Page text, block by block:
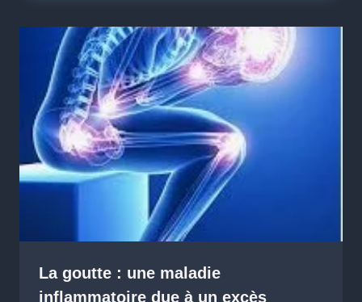
La goutte : une maladie
inflammatoire due à un excès